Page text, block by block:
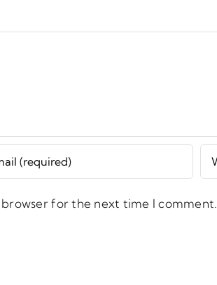
for the next time I comment.